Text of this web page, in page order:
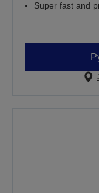
Super fast and